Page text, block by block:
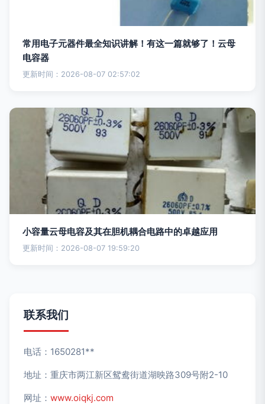
常用电子元器件最全知识讲解！有这一篇就够了！云母
电容器
更新时间：2026-08-07 02:57:02
小容量云母电容及其在胆机耦合电路中的卓越应用
更新时间：2026-08-07 19:59:20
联系我们
电话：1650281**
地址：重庆市两江新区鸳鸯街道湖映路309号附2-10
网址： www.oiqkj.com